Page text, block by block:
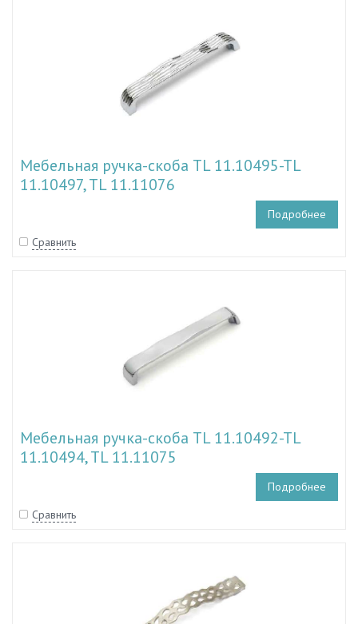
Мебельная ручка-скоба TL 11.10495-TL
11.10497, TL 11.11076
Подробнее
Сравнить
Мебельная ручка-скоба TL 11.10492-TL
11.10494, TL 11.11075
Подробнее
Сравнить